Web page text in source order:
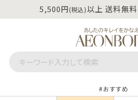
5,500円(税込)以上 送料無料
おすすめ